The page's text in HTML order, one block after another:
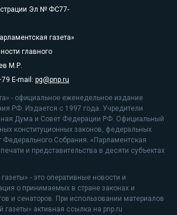
Эл № ФС77-
газета»
главного
М.Р.
E-mail: pg@pnp.ru
- официальное еженедельное издание
РФ. Издается с 1997 года. Учредители
Дума и Совет Федерации РФ. Официальный
конституционных законов, федеральных
Федерального Собрания. «Парламентская
и представительства в десяти субъектах
- это оперативные новости и
о принимаемых в стране законах и
и сенаторов. При использовании материалов
газеты» активная ссылка на pnp.ru